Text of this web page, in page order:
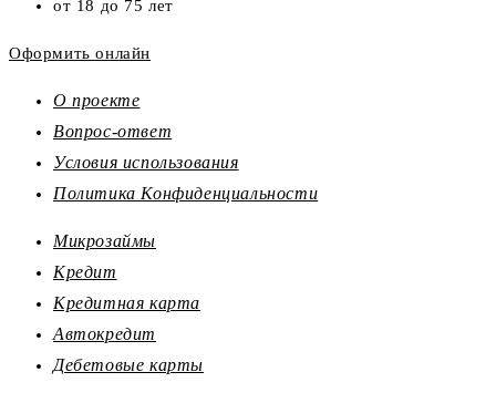
от 18 до 75 лет
Оформить онлайн
О проекте
Вопрос-ответ
Условия использования
Политика Конфиденциальности
Микрозаймы
Кредит
Кредитная карта
Автокредит
Дебетовые карты